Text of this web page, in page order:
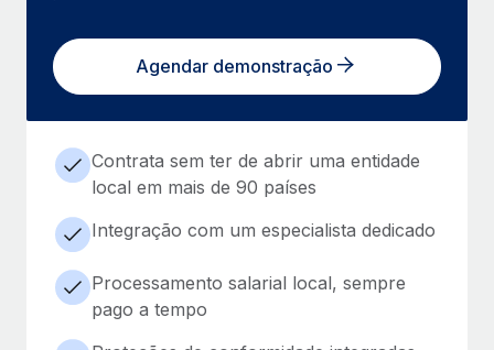
Agendar demonstração
Contrata sem ter de abrir uma entidade
local em mais de 90 países
Integração com um especialista dedicado
Processamento salarial local, sempre
pago a tempo